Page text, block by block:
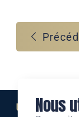
Nous
Une marque